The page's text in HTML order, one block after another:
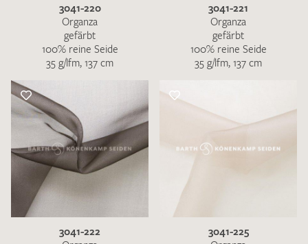
3041-220
Organza
gefärbt
100% reine Seide
35 g/lfm, 137 cm
3041-221
Organza
gefärbt
100% reine Seide
35 g/lfm, 137 cm
3041-222
3041-225